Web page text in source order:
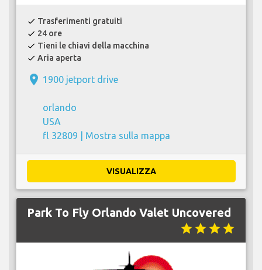
check Trasferimenti gratuiti
check 24 ore
check Tieni le chiavi della macchina
check Aria aperta
place 1900 jetport drive
orlando
USA
fl 32809 | Mostra sulla mappa
VISUALIZZA
Park To Fly Orlando Valet Uncovered
starstarstarstar